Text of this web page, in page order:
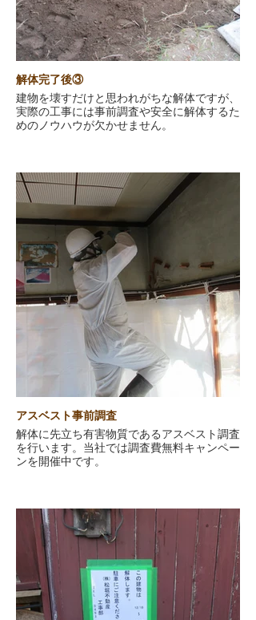
解体完了後③
建物を壊すだけと思われがちな解体ですが、
実際の工事には事前調査や安全に解体するた
めのノウハウが欠かせません。
アスベスト事前調査
解体に先立ち有害物質であるアスベスト調査
を行います。当社では調査費無料キャンペー
ンを開催中です。